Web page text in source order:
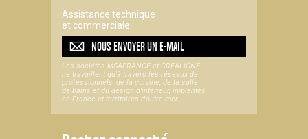
Assistance technique
et commerciale
NOUS ENVOYER UNE-MAIL
Les sociétés MSAFRANCE et CREALIGNE
ne travaillent qu'à travers les réseaux de
professionnels, de la cuisine, de la salle
de bains et du design d'intérieur, implantés
en France et territoires d’outre-mer.